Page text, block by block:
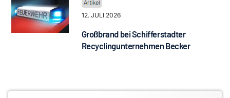
12. JULI 2026
Großbrand bei Schifferstadter
Recyclingunternehmen Becker